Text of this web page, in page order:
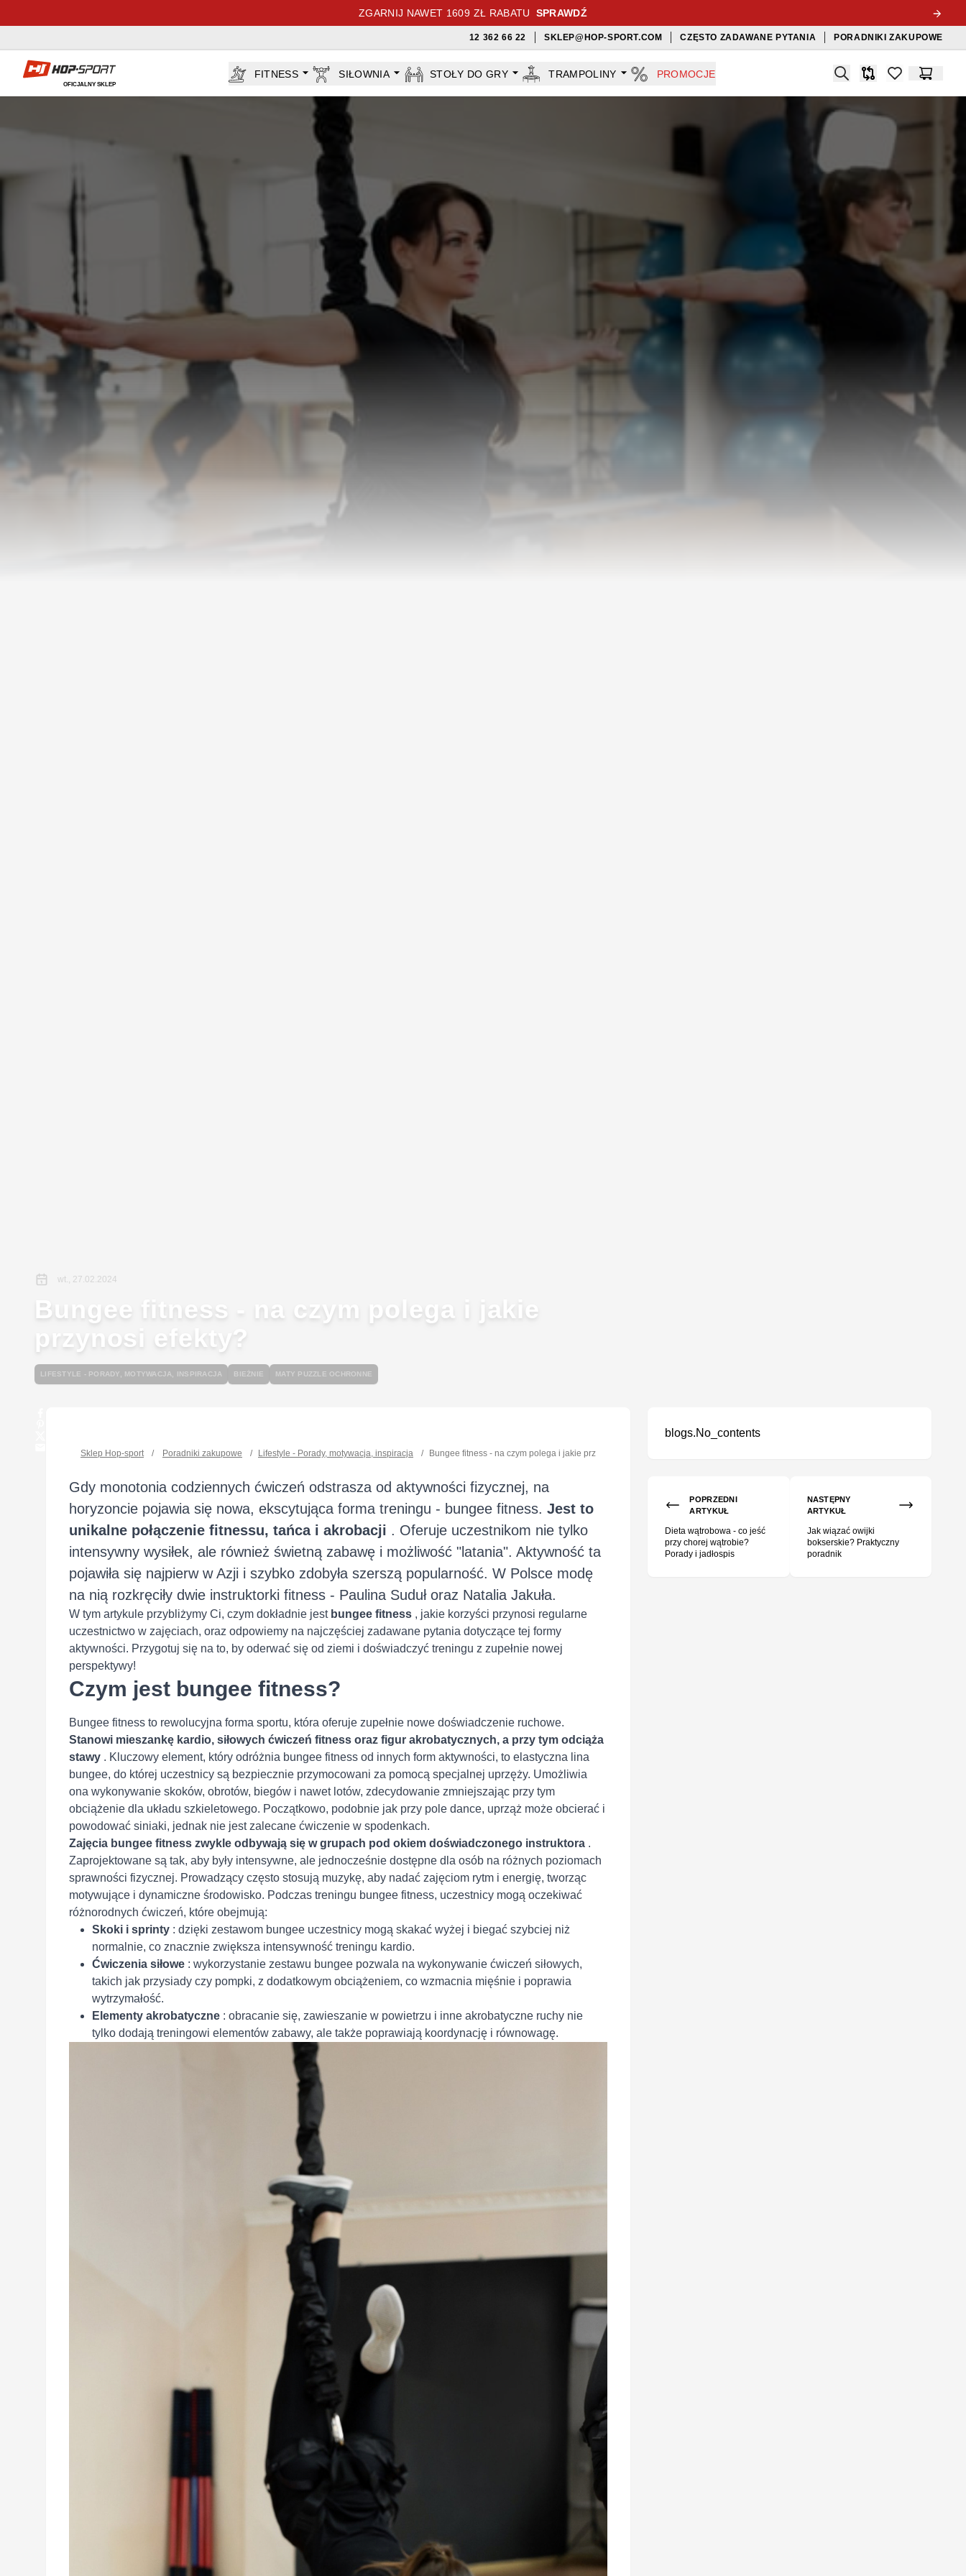
ZGARNIJ NAWET 1609 ZŁ RABATU SPRAWDŹ
12 362 66 22 SKLEP@HOP-SPORT.COM CZĘSTO ZADAWANE PYTANIA PORADNIKI ZAKUPOWE
Sklep Hop-sport.pl
OFICJALNY SKLEP
FITNESS SIŁOWNIA STOŁY DO GRY TRAMPOLINY PROMOCJE Search
Porównywarka
items inKoszyk
wt., 27.02.2024
Bungee fitness - na czym polega i jakie
przynosi efekty?
LIFESTYLE - PORADY, MOTYWACJA, INSPIRACJA BIEŻNIE MATY PUZZLE OCHRONNE
Sklep Hop-sport / Poradniki zakupowe / Lifestyle - Porady, motywacja, inspiracja / Bungee fitness - na czym polega i jakie przynosi efekty?
Gdy monotonia codziennych ćwiczeń odstrasza od aktywności fizycznej, na
horyzoncie pojawia się nowa, ekscytująca forma treningu - bungee fitness. Jest to
unikalne połączenie fitnessu, tańca i akrobacji . Oferuje uczestnikom nie tylko
intensywny wysiłek, ale również świetną zabawę i możliwość "latania". Aktywność ta
pojawiła się najpierw w Azji i szybko zdobyła szerszą popularność. W Polsce modę
na nią rozkręciły dwie instruktorki fitness - Paulina Suduł oraz Natalia Jakuła.
W tym artykule przybliżymy Ci, czym dokładnie jest bungee fitness , jakie korzyści przynosi regularne
uczestnictwo w zajęciach, oraz odpowiemy na najczęściej zadawane pytania dotyczące tej formy
aktywności. Przygotuj się na to, by oderwać się od ziemi i doświadczyć treningu z zupełnie nowej
perspektywy!
Czym jest bungee fitness?
Bungee fitness to rewolucyjna forma sportu, która oferuje zupełnie nowe doświadczenie ruchowe.
Stanowi mieszankę kardio, siłowych ćwiczeń fitness oraz figur akrobatycznych, a przy tym odciąża
stawy . Kluczowy element, który odróżnia bungee fitness od innych form aktywności, to elastyczna lina
bungee, do której uczestnicy są bezpiecznie przymocowani za pomocą specjalnej uprzęży. Umożliwia
ona wykonywanie skoków, obrotów, biegów i nawet lotów, zdecydowanie zmniejszając przy tym
obciążenie dla układu szkieletowego. Początkowo, podobnie jak przy pole dance, uprząż może obcierać i
powodować siniaki, jednak nie jest zalecane ćwiczenie w spodenkach.
Zajęcia bungee fitness zwykle odbywają się w grupach pod okiem doświadczonego instruktora .
Zaprojektowane są tak, aby były intensywne, ale jednocześnie dostępne dla osób na różnych poziomach
sprawności fizycznej. Prowadzący często stosują muzykę, aby nadać zajęciom rytm i energię, tworząc
motywujące i dynamiczne środowisko. Podczas treningu bungee fitness, uczestnicy mogą oczekiwać
różnorodnych ćwiczeń, które obejmują:
Skoki i sprinty : dzięki zestawom bungee uczestnicy mogą skakać wyżej i biegać szybciej niż
normalnie, co znacznie zwiększa intensywność treningu kardio.
Ćwiczenia siłowe : wykorzystanie zestawu bungee pozwala na wykonywanie ćwiczeń siłowych,
takich jak przysiady czy pompki, z dodatkowym obciążeniem, co wzmacnia mięśnie i poprawia
wytrzymałość.
Elementy akrobatyczne : obracanie się, zawieszanie w powietrzu i inne akrobatyczne ruchy nie
tylko dodają treningowi elementów zabawy, ale także poprawiają koordynację i równowagę.
blogs.No_contents
POPRZEDNI
ARTYKUŁ
Dieta wątrobowa - co jeść
przy chorej wątrobie?
Porady i jadłospis
NASTĘPNY
ARTYKUŁ
Jak wiązać owijki
bokserskie? Praktyczny
poradnik